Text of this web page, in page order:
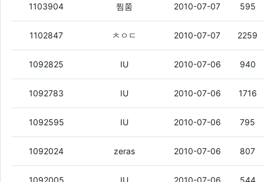
1103904 supreme team-너 때문이야
찜쭘 2010-07-07 595
1102847 missA - bad girl good girl ( 인기가요
ㅊㅇㄷ 2010-07-07 2259
1092825 이승환 - 당부
IU 2010-07-06 940
1092783 박정현 - 미아
IU 2010-07-06 1716
1092595 이문세 - 옛 사랑
IU 2010-07-06 795
1092024 아이유(IU) - 그남자 그여자 (Duet. 김연
zeras 2010-07-06 807
1092005 IU 2010-07-06 544